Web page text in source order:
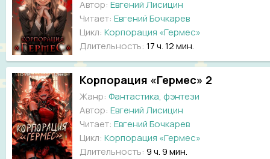
Автор: Евгений Лисицин
Читает: Евгений Бочкарев
Цикл: Корпорация «Гермес»
Длительность: 17 ч. 12 мин.
Корпорация «Гермес» 2
Жанр: Фантастика, фэнтези
Автор: Евгений Лисицин
Читает: Евгений Бочкарев
Цикл: Корпорация «Гермес»
Длительность: 9 ч. 9 мин.